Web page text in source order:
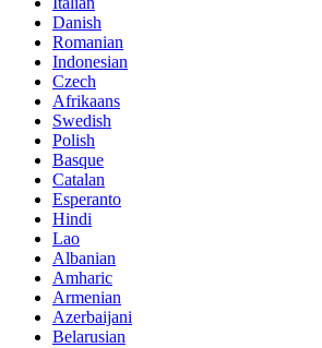
Danish
Romanian
Indonesian
Czech
Afrikaans
Swedish
Polish
Basque
Catalan
Esperanto
Hindi
Lao
Albanian
Amharic
Armenian
Azerbaijani
Belarusian